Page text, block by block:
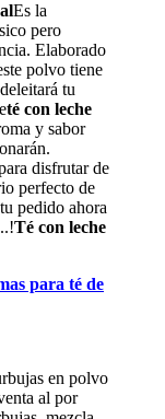
Es la
pero
Elaborado
polvo tiene
tu
té con leche
y sabor
disfrutar de
perfecto de
pedido ahora
Té con leche
para té de